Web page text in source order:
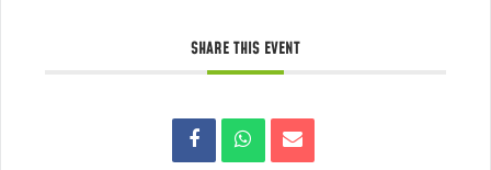
SHARE THIS EVENT